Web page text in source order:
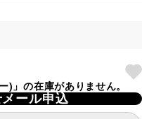
)」の在庫がありません。
ール申込